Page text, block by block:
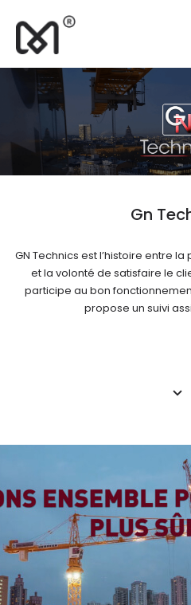
Branding
Marketing
Consultance
Devis
Gn
GN Technics est l’histoire entre
et la volonté de satisfaire le
participe au bon
propose un suivi